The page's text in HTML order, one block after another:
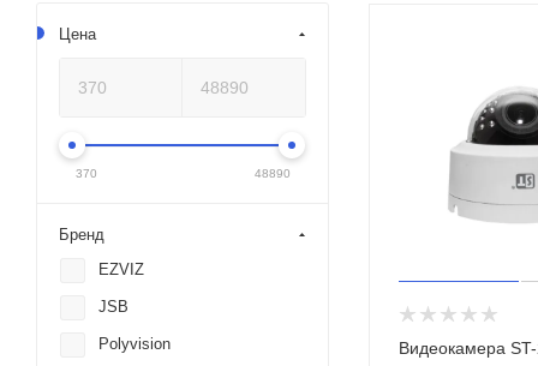
Видеокамера
Цена
370 48890
Бренд
EZVIZ
JSB
Polyvision